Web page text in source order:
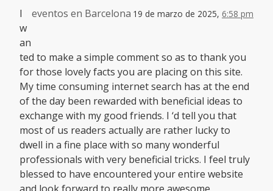
eventos en Barcelona 19 de marzo de 2025, 6:58 pm
I
w
an
ted to make a simple comment so as to thank you
for those lovely facts you are placing on this site.
My time consuming internet search has at the end
of the day been rewarded with beneficial ideas to
exchange with my good friends. I ‘d tell you that
most of us readers actually are rather lucky to
dwell in a fine place with so many wonderful
professionals with very beneficial tricks. I feel truly
blessed to have encountered your entire website